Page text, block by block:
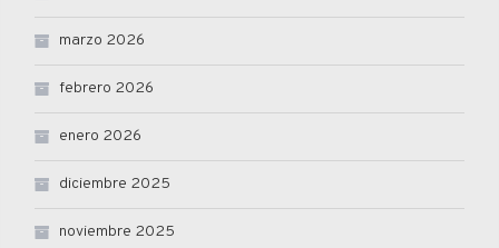
marzo 2026
febrero 2026
enero 2026
diciembre 2025
noviembre 2025